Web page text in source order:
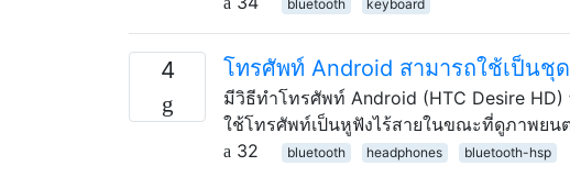
bluetooth keyboard
4 โทรศัพท์ Android สามารถใช้เป็นชุ
มีวิธีทำโทรศัพท์ Android (HTC Desire
ใช้โทรศัพท์เป็นหูฟังไร้สายในขณะที่ดูภาพยน
32
bluetooth headphones bluetooth-hsp